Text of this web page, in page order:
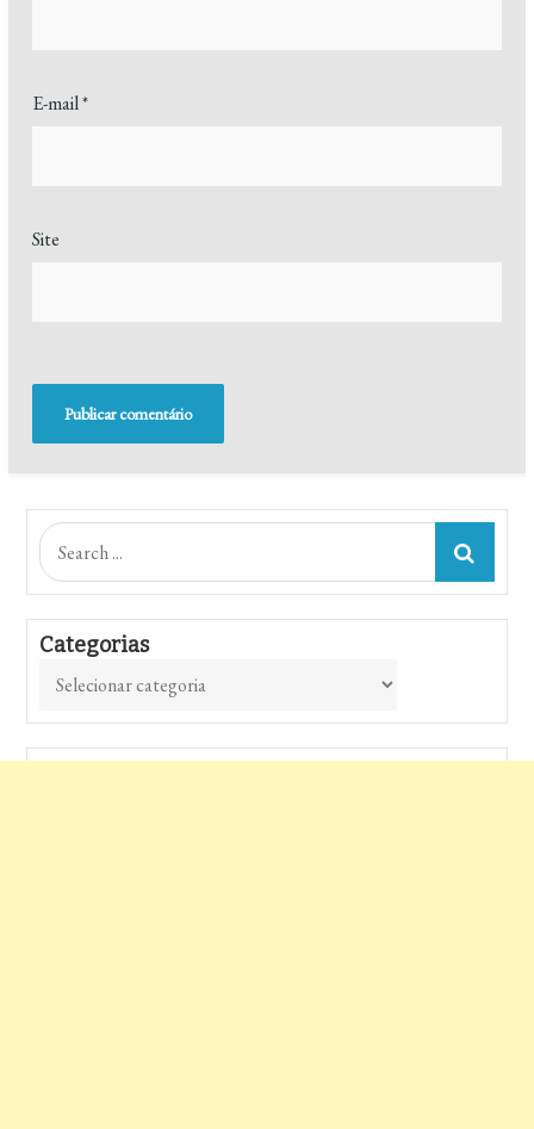
E-mail*
Site
Search
for:
Categorias
Categorias